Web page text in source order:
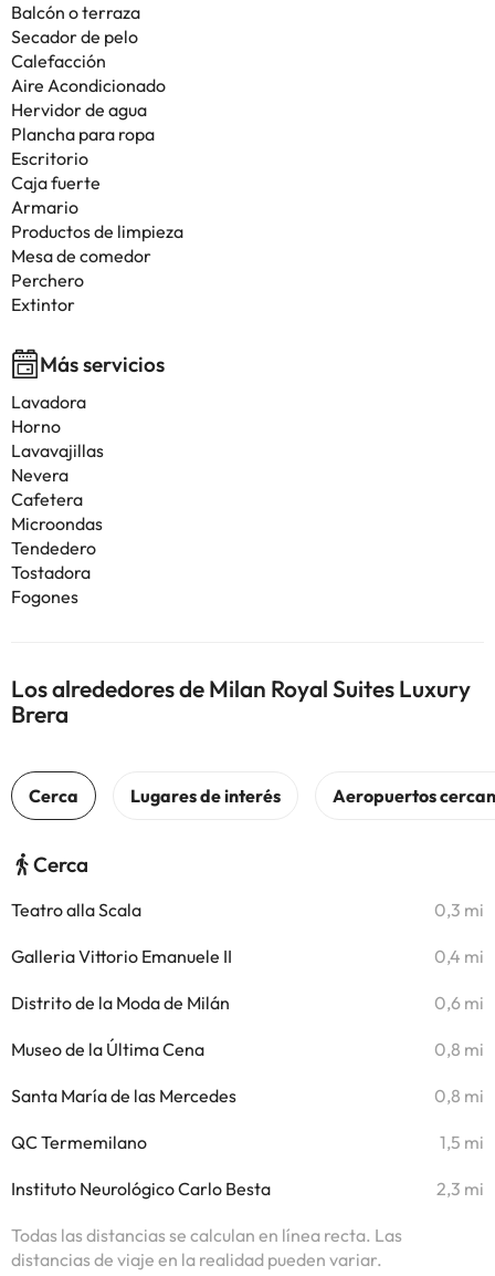
Balcón o terraza
Secador de pelo
Calefacción
Aire Acondicionado
Hervidor de agua
Plancha para ropa
Escritorio
Caja fuerte
Armario
Productos de limpieza
Mesa de comedor
Perchero
Extintor
Más servicios
Lavadora
Horno
Lavavajillas
Nevera
Cafetera
Microondas
Tendedero
Tostadora
Fogones
Los alrededores de Milan Royal Suites Luxury
Brera
Cerca
Teatro alla Scala 0,3 mi
Galleria Vittorio Emanuele II 0,4 mi
Distrito de la Moda de Milán 0,6 mi
Museo de la Última Cena 0,8 mi
Santa María de las Mercedes 0,8 mi
QC Termemilano 1,5 mi
Instituto Neurológico Carlo Besta 2,3 mi
Todas las distancias se calculan en línea recta. Las
distancias de viaje en la realidad pueden variar.